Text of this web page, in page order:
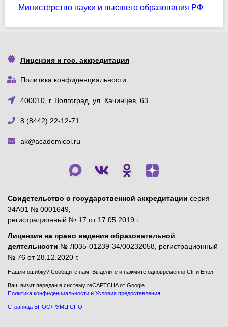
Министерство науки и высшего образования РФ
Лицензия и гос. аккредитация
Политика конфиденциальности
400010, г. Волгоград, ул. Качинцев, 63
8 (8442) 22-12-71
ak@academicol.ru
Свидетельство о государственной аккредитации серия
34А01 № 0001649,
регистрационный № 17 от 17.05.2019 г.
Лицензия на право ведения образовательной
деятельности № Л035-01239-34/00232058, регистрационный
№ 76 от 28.12.2020 г.
Нашли ошибку? Сообщите нам! Выделите и нажмите одновременно Ctr и Enter
Ваш визит передан в систему reCAPTCHA от Google.
Политика конфиденциальности и Условия предоставления
Страница БПОО/РУМЦ СПО